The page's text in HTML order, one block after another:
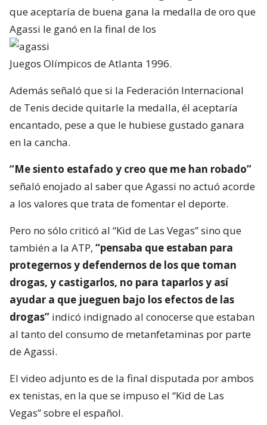
que aceptaría de buena gana la medalla de oro que
Agassi le ganó en la final de los
Juegos Olímpicos de Atlanta 1996.
Además señaló que si la Federación Internacional
de Tenis decide quitarle la medalla, él aceptaría
encantado, pese a que le hubiese gustado ganara
en la cancha.
“Me siento estafado y creo que me han robado”
señaló enojado al saber que Agassi no actuó acorde
a los valores que trata de fomentar el deporte.
Pero no sólo criticó al “Kid de Las Vegas” sino que
también a la ATP, “pensaba que estaban para
protegernos y defendernos de los que toman
drogas, y castigarlos, no para taparlos y así
ayudar a que jueguen bajo los efectos de las
drogas” indicó indignado al conocerse que estaban
al tanto del consumo de metanfetaminas por parte
de Agassi.
El video adjunto es de la final disputada por ambos
ex tenistas, en la que se impuso el “Kid de Las
Vegas” sobre el español.